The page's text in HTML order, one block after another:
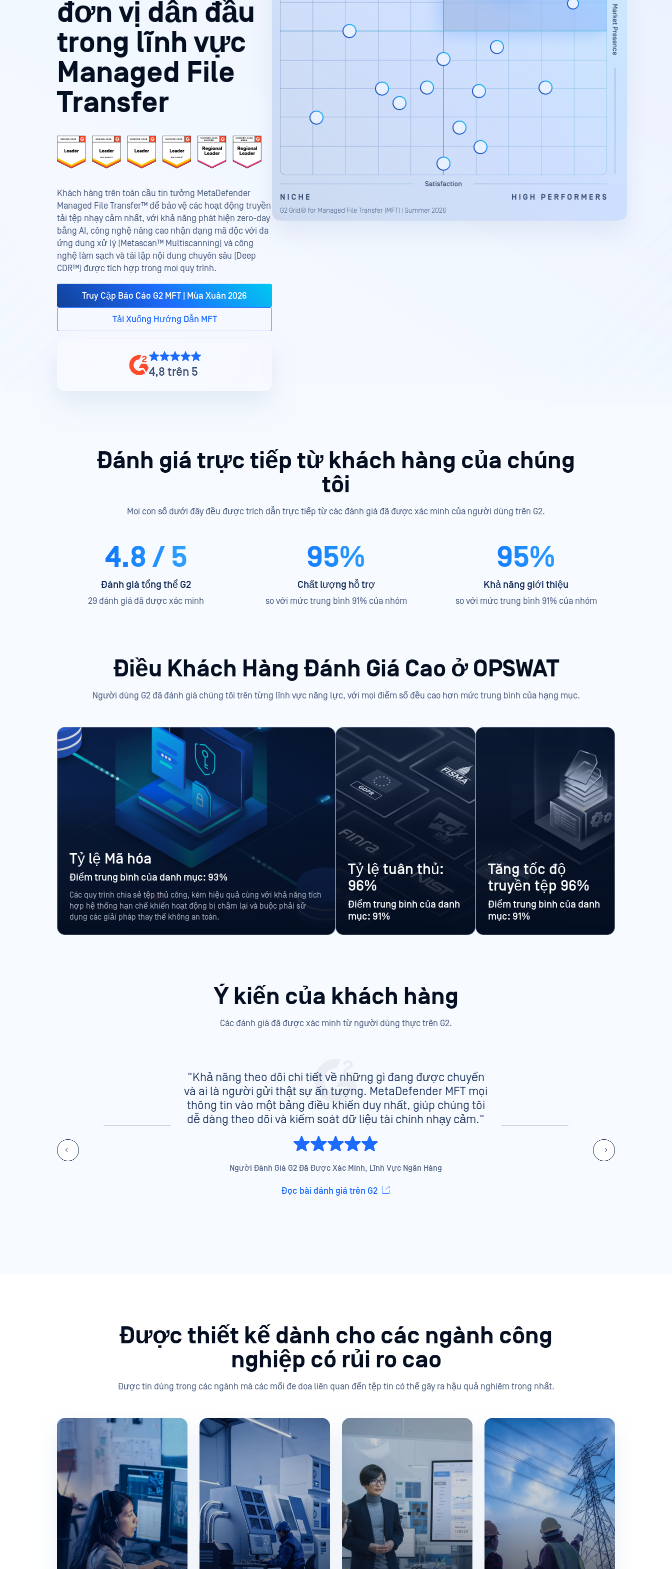
đơn vị dẫn đầu
trong lĩnh vực
Managed File
Transfer
Khách hàng trên toàn cầu tin tưởng MetaDefender
Managed File Transfer™ để bảo vệ các hoạt động truyền
tải tệp nhạy cảm nhất, với khả năng phát hiện zero-day
bằng AI, công nghệ nâng cao nhận dạng mã độc với đa
ứng dụng xử lý (Metascan™ Multiscanning) và công
nghệ làm sạch và tái lập nội dung chuyên sâu (Deep
CDR™) được tích hợp trong mọi quy trình.
Truy Cập Báo Cáo G2 MFT | Mùa Xuân 2026
Tải Xuống Hướng Dẫn MFT
4,8 trên 5
Đánh giá trực tiếp từ khách hàng của chúng
tôi
Mọi con số dưới đây đều được trích dẫn trực tiếp từ các đánh giá đã được xác minh của người dùng trên G2.
4.8 / 5
Đánh giá tổng thể G2
29 đánh giá đã được xác minh
95%
Chất lượng hỗ trợ
so với mức trung bình 91% của nhóm
95%
Khả năng giới thiệu
so với mức trung bình 91% của nhóm
Điều Khách Hàng Đánh Giá Cao ở OPSWAT
Người dùng G2 đã đánh giá chúng tôi trên từng lĩnh vực năng lực, với mọi điểm số đều cao hơn mức trung bình của hạng mục.
Tỷ lệ Mã hóa
Điểm trung bình của danh mục: 93%
Các quy trình chia sẻ tệp thủ công, kém hiệu quả cùng với khả năng tích
hợp hệ thống hạn chế khiến hoạt động bị chậm lại và buộc phải sử
dụng các giải pháp thay thế không an toàn.
Tỷ lệ tuân thủ:
96%
Điểm trung bình của danh
mục: 91%
Tăng tốc độ
truyền tệp 96%
Điểm trung bình của danh
mục: 91%
Ý kiến của khách hàng
Các đánh giá đã được xác minh từ người dùng thực trên G2.
"Khả năng theo dõi chi tiết về những gì đang được chuyển
và ai là người gửi thật sự ấn tượng. MetaDefender MFT mọi
thông tin vào một bảng điều khiển duy nhất, giúp chúng tôi
dễ dàng theo dõi và kiểm soát dữ liệu tài chính nhạy cảm."
Người Đánh Giá G2 Đã Được Xác Minh, Lĩnh Vực Ngân Hàng
Đọc bài đánh giá trên G2
Được thiết kế dành cho các ngành công
nghiệp có rủi ro cao
Được tin dùng trong các ngành mà các mối đe dọa liên quan đến tệp tin có thể gây ra hậu quả nghiêm trọng nhất.